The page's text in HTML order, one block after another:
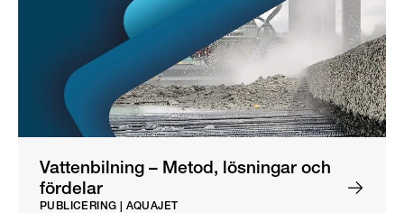
Vattenbilning – Metod, lösningar och
fördelar
PUBLICERING | AQUAJET